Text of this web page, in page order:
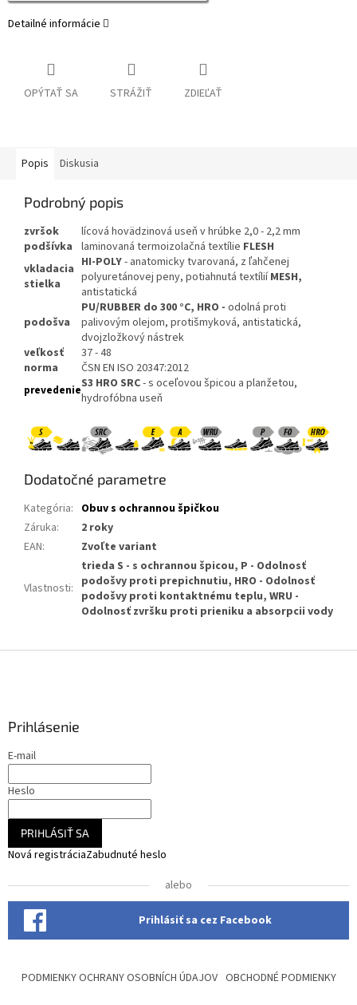
Detailné informácie
OPÝTAŤ SA STRÁŽIŤ ZDIEĽAŤ
Popis Diskusia
Podrobný popis
zvršok
lícová hovädzinová useň v hrúbke 2,0 - 2,2 mm
podšívka laminovaná termoizolačná textílie FLESH
vkladacia
stielka
HI-POLY- anatomicky tvarovaná, z ľahčenej
polyuretánovej peny, potiahnutá textíliíMESH,
antistatická
podošva
PU/RUBBER do 300 °C, HRO - odolná proti
palivovým olejom, protišmyková, antistatická,
dvojzložkový nástrek
veľkosť
37 - 48
norma
ČSN EN ISO 20347:2012
prevedenieS3 HRO SRC- s oceľovou špicou a planžetou,
hydrofóbna useň
Dodatočné parametre
Kategória: Obuv s ochrannou špičkou
Záruka:
2 roky
EAN: Zvoľte variant
Vlastnosti:
trieda S - s ochrannou špicou, P - Odolnosť
podošvy proti prepichnutiu, HRO - Odolnosť
podošvy proti kontaktnému teplu, WRU -
Odolnosť zvršku proti prieniku a absorpcii vody
Prihlásenie
E-mail
Heslo
PRIHLÁSIŤ SA
Nová registráciaZabudnuté heslo
alebo
Prihlásiť sa cez Facebook
PODMIENKY OCHRANY OSOBNÍCH ÚDAJOV OBCHODNÉ PODMIENKY